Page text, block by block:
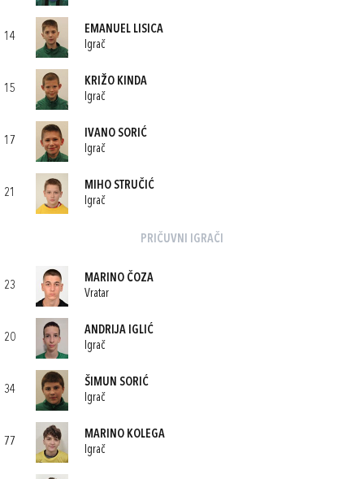
14
EMANUEL LISICA
Igrač
15
KRIŽO KINDA
Igrač
17
IVANO SORIĆ
Igrač
21
MIHO STRUČIĆ
Igrač
PRIČUVNI IGRAČI
23
MARINO ČOZA
Vratar
20
ANDRIJA IGLIĆ
Igrač
34
ŠIMUN SORIĆ
Igrač
77
MARINO KOLEGA
Igrač